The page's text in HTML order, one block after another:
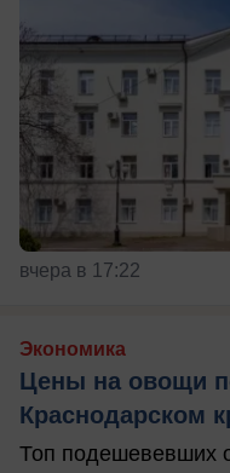
вчера в 17:22
Экономика
Цены на овощи
Краснодарском
Топ подешевевших